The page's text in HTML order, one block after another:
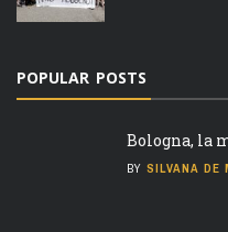
POPULAR POSTS
Bologna, la
BY SILVANA DE